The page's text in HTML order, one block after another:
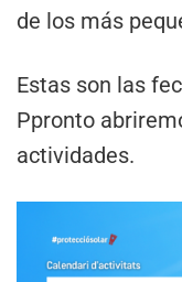
de los más
Estas son las
Ppronto
actividades.